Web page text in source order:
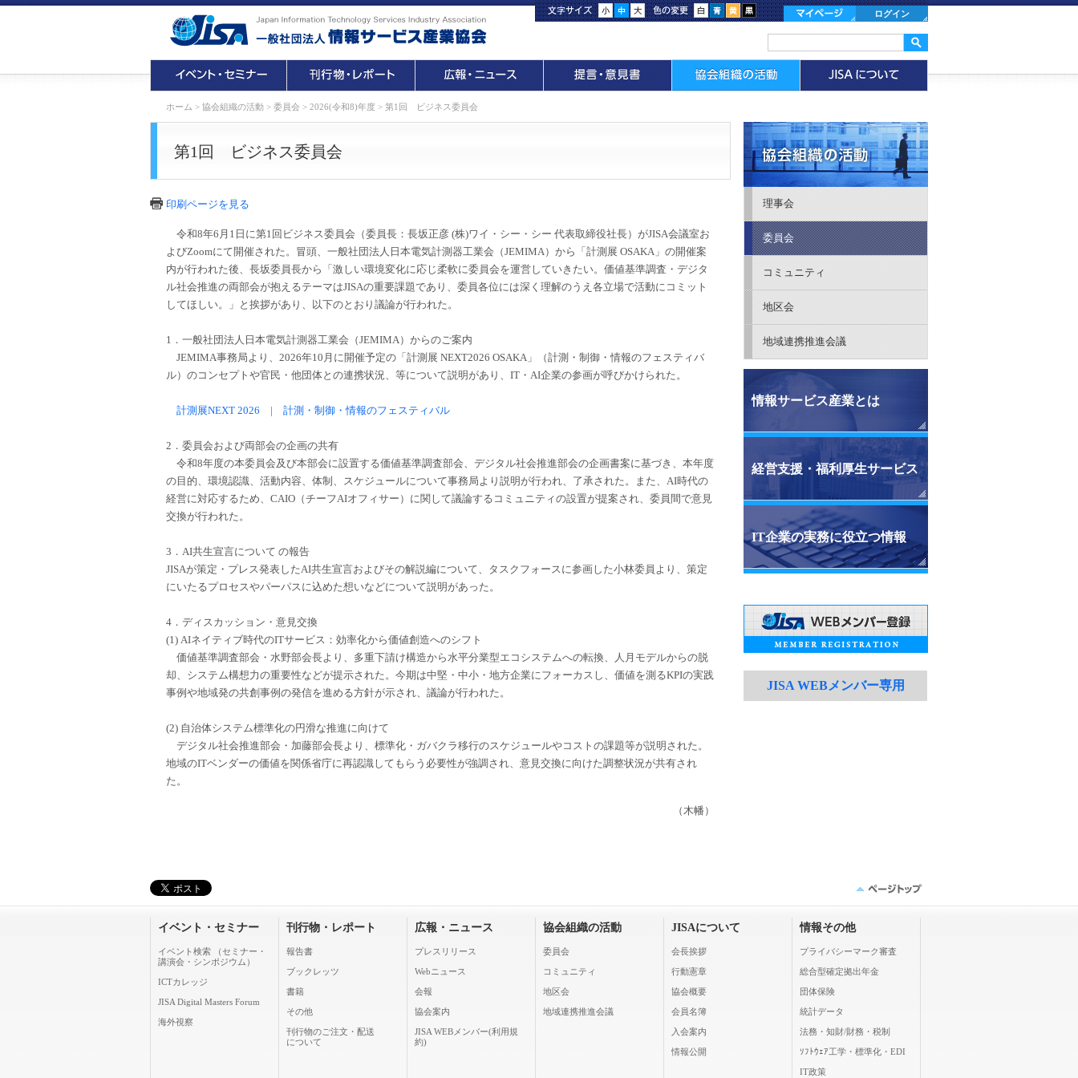
ログイン
ホーム > 協会組織の活動 > 委員会 > 2026(令和8)年度 > 第1回 ビジネス委員会
第1回 ビジネス委員会
印刷ページを見る
令和8年6月1日に第1回ビジネス委員会（委員長：長坂正彦 (株)ワイ・シー・シー 代表取締役社長）がJISA会議室お
よびZoomにて開催された。冒頭、一般社団法人日本電気計測器工業会（JEMIMA）から「計測展 OSAKA」の開催案
内が行われた後、長坂委員長から「激しい環境変化に応じ柔軟に委員会を運営していきたい。価値基準調査・デジタ
ル社会推進の両部会が抱えるテーマはJISAの重要課題であり、委員各位には深く理解のうえ各立場で活動にコミット
してほしい。」と挨拶があり、以下のとおり議論が行われた。
1．一般社団法人日本電気計測器工業会（JEMIMA）からのご案内
JEMIMA事務局より、2026年10月に開催予定の「計測展 NEXT2026 OSAKA」（計測・制御・情報のフェスティバ
ル）のコンセプトや官民・他団体との連携状況、等について説明があり、IT・AI企業の参画が呼びかけられた。
計測展NEXT 2026 | 計測・制御・情報のフェスティバル
2．委員会および両部会の企画の共有
令和8年度の本委員会及び本部会に設置する価値基準調査部会、デジタル社会推進部会の企画書案に基づき、本年度
の目的、環境認識、活動内容、体制、スケジュールについて事務局より説明が行われ、了承された。また、AI時代の
経営に対応するため、CAIO（チーフAIオフィサー）に関して議論するコミュニティの設置が提案され、委員間で意見
交換が行われた。
3．AI共生宣言について の報告
JISAが策定・プレス発表したAI共生宣言およびその解説編について、タスクフォースに参画した小林委員より、策定
にいたるプロセスやパーパスに込めた想いなどについて説明があった。
4．ディスカッション・意見交換
(1) AIネイティブ時代のITサービス：効率化から価値創造へのシフト
価値基準調査部会・水野部会長より、多重下請け構造から水平分業型エコシステムへの転換、人月モデルからの脱
却、システム構想力の重要性などが提示された。今期は中堅・中小・地方企業にフォーカスし、価値を測るKPIの実践
事例や地域発の共創事例の発信を進める方針が示され、議論が行われた。
(2) 自治体システム標準化の円滑な推進に向けて
デジタル社会推進部会・加藤部会長より、標準化・ガバクラ移行のスケジュールやコストの課題等が説明された。
地域のITベンダーの価値を関係省庁に再認識してもらう必要性が強調され、意見交換に向けた調整状況が共有され
た。
（木幡）
理事会
委員会
コミュニティ
地区会
地域連携推進会議
情報サービス産業とは
経営支援・福利厚生サービス
IT企業の実務に役立つ情報
JISA WEBメンバー専用
イベント・セミナー
イベント検索 （セミナー・
講演会・シンポジウム）
ICTカレッジ
JISA Digital Masters Forum
海外視察
刊行物・レポート
報告書
ブックレッツ
書籍
その他
刊行物のご注文・配送
について
広報・ニュース
プレスリリース
Webニュース
会報
協会案内
JISA WEBメンバー(利用規
約)
協会組織の活動
委員会
コミュニティ
地区会
地域連携推進会議
JISAについて
会長挨拶
行動憲章
協会概要
会員名簿
入会案内
情報公開
情報その他
プライバシーマーク審査
総合型確定拠出年金
団体保険
統計データ
法務・知財/財務・税制
ｿﾌﾄｳｪｱ工学・標準化・EDI
IT政策